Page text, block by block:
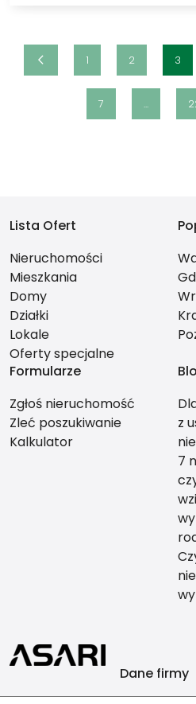
1 2 3
7 ...
Lista Ofert
Nieruchomości
Mieszkania
Domy
Działki
Lokale
Oferty specjalne
Formularze
Zgłoś nieruchomość
Zleć poszukiwanie
Kalkulator
z
7
Dane firmy